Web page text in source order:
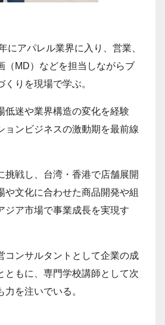
にアパレル業界に入り、営業、
（MD）などを担当しながらブ
りを現場で学ぶ。
低迷や業界構造の変化を経験
ョンビジネスの激動期を最前線
挑戦し、台湾・香港で店舗展開
や文化に合わせた商品開発や組
ジア市場で事業成長を実現す
コンサルタントとして企業の成
ともに、専門学校講師として次
を注いでいる。